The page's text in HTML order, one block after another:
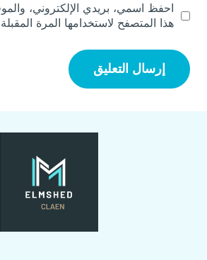
احفظ اسمي، بريدي الإلكتروني،
هذا المتصفح لاستخدامها المرة